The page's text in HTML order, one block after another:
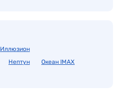
Иллюзион
Нептун
Океан IMAX